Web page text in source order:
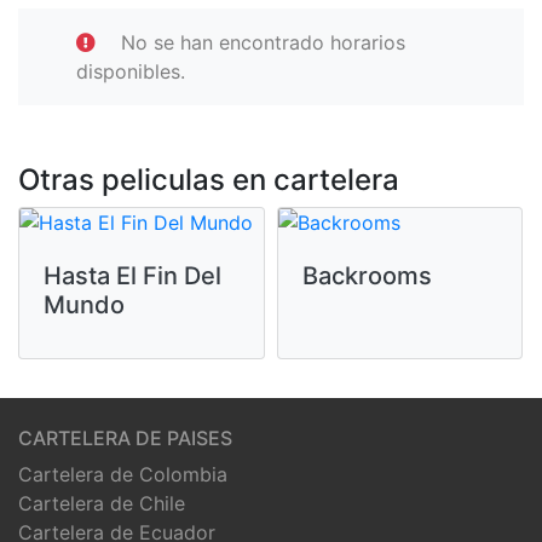
No se han encontrado horarios
disponibles.
Otras peliculas en cartelera
Hasta El Fin Del
Mundo
Backrooms
CARTELERA DE PAISES
Cartelera de Colombia
Cartelera de Chile
Cartelera de Ecuador